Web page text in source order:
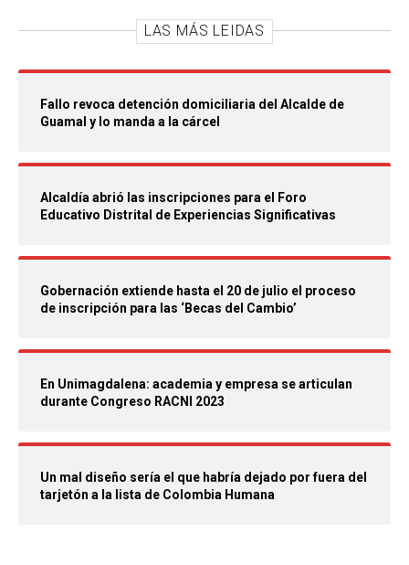
LAS MÁS LEIDAS
Fallo revoca detención domiciliaria del Alcalde de
Guamal y lo manda a la cárcel
Alcaldía abrió las inscripciones para el Foro
Educativo Distrital de Experiencias Significativas
Gobernación extiende hasta el 20 de julio el proceso
de inscripción para las ‘Becas del Cambio’
En Unimagdalena: academia y empresa se articulan
durante Congreso RACNI 2023
Un mal diseño sería el que habría dejado por fuera del
tarjetón a la lista de Colombia Humana